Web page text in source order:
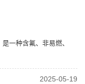
一种含氟、非易燃、
2025-05-19